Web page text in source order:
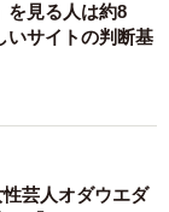
を見る人は約8
サイトの判断基
性芸人オダウエダ